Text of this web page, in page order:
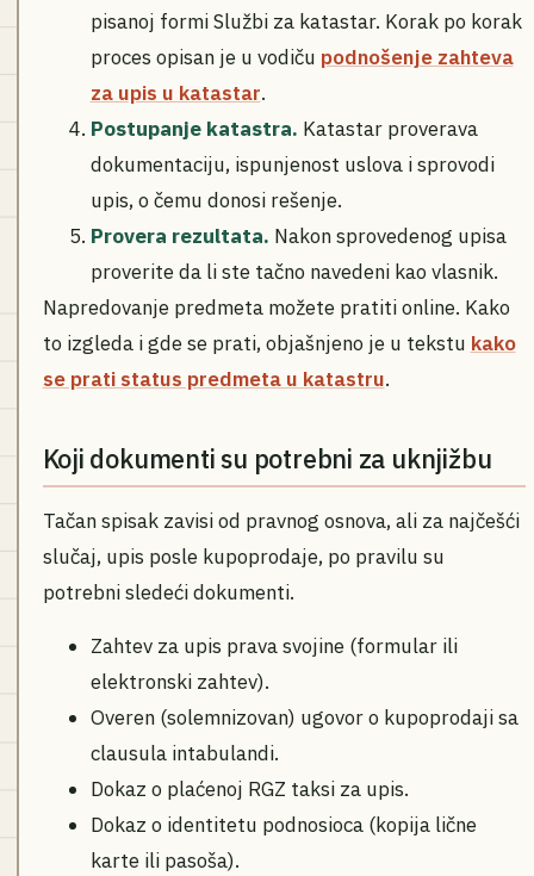
pisanoj formi Službi za katastar. Korak po korak
proces opisan je u vodiču podnošenje zahteva
za upis u katastar.
Postupanje katastra. Katastar proverava
dokumentaciju, ispunjenost uslova i sprovodi
upis, o čemu donosi rešenje.
Provera rezultata. Nakon sprovedenog upisa
proverite da li ste tačno navedeni kao vlasnik.
Napredovanje predmeta možete pratiti online. Kako
to izgleda i gde se prati, objašnjeno je u tekstu kako
se prati status predmeta u katastru.
Koji dokumenti su potrebni za uknjižbu
Tačan spisak zavisi od pravnog osnova, ali za najčešći
slučaj, upis posle kupoprodaje, po pravilu su
potrebni sledeći dokumenti.
Zahtev za upis prava svojine (formular ili
elektronski zahtev).
Overen (solemnizovan) ugovor o kupoprodaji sa
clausula intabulandi.
Dokaz o plaćenoj RGZ taksi za upis.
Dokaz o identitetu podnosioca (kopija lične
karte ili pasoša).